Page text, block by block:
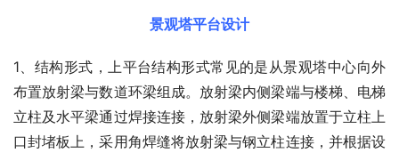
景观塔平台设计
1、结构形式，上平台结构形式常见的是从景观塔中心向外
布置放射梁与数道环梁组成。放射梁内侧梁端与楼梯、电梯
立柱及水平梁通过焊接连接，放射梁外侧梁端放置于立柱上
口封堵板上，采用角焊缝将放射梁与钢立柱连接，并根据设